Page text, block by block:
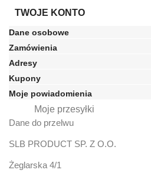
TWOJE KONTO
Dane osobowe
Zamówienia
Adresy
Kupony
Moje powiadomienia
Moje przesyłki
Dane do przelwu
SLB PRODUCT SP. Z O.O.
Żeglarska 4/1